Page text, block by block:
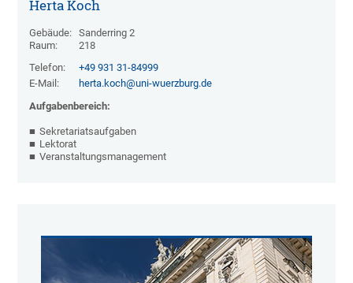
Herta Koch
Gebäude: Sanderring 2
Raum:
218
Telefon:
+49 931 31-84999
E-Mail:
herta.koch@uni-wuerzburg.de
Aufgabenbereich:
Sekretariatsaufgaben
Lektorat
Veranstaltungsmanagement